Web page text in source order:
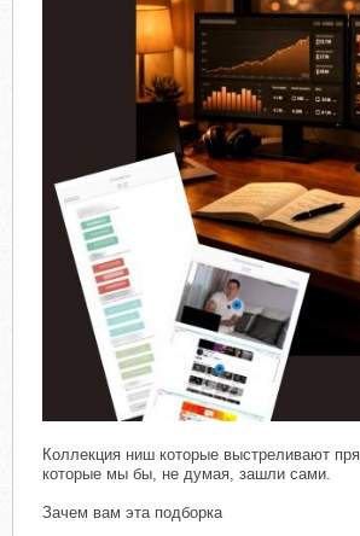
Коллекция ниш которые выстреливают
которые мы бы, не думая, зашли сами.
Зачем вам эта подборка